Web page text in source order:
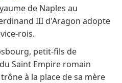
de Naples au
III d'Aragon adopte
rois.
petit-fils de
Saint Empire romain
à la place de sa mère